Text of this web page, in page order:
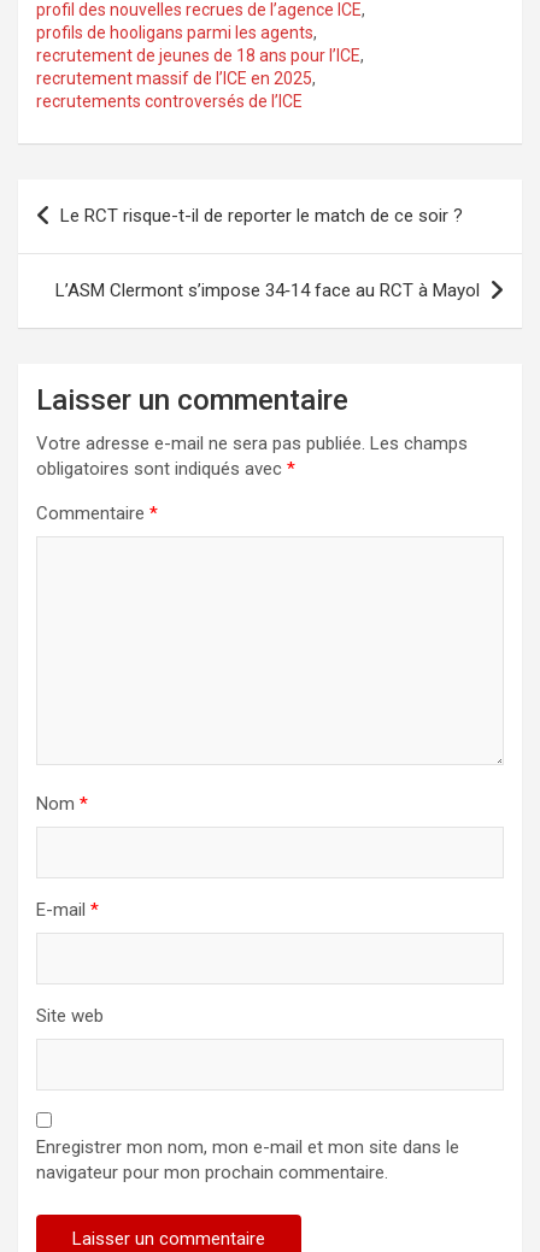
profil des nouvelles recrues de l’agence ICE,
profils de hooligans parmi les agents,
recrutement de jeunes de 18 ans pour l’ICE,
recrutement massif de l’ICE en 2025,
recrutements controversés de l’ICE
Navigation
de
l’article
Le RCT risque-t-il de reporter le match de ce soir ?
L’ASM Clermont s’impose 34‑14 face au RCT à Mayol
Laisser un commentaire
Votre adresse e-mail ne sera pas publiée. Les champs
obligatoires sont indiqués avec *
Commentaire *
Nom *
E-mail *
Site web
Enregistrer mon nom, mon e-mail et mon site dans le
navigateur pour mon prochain commentaire.